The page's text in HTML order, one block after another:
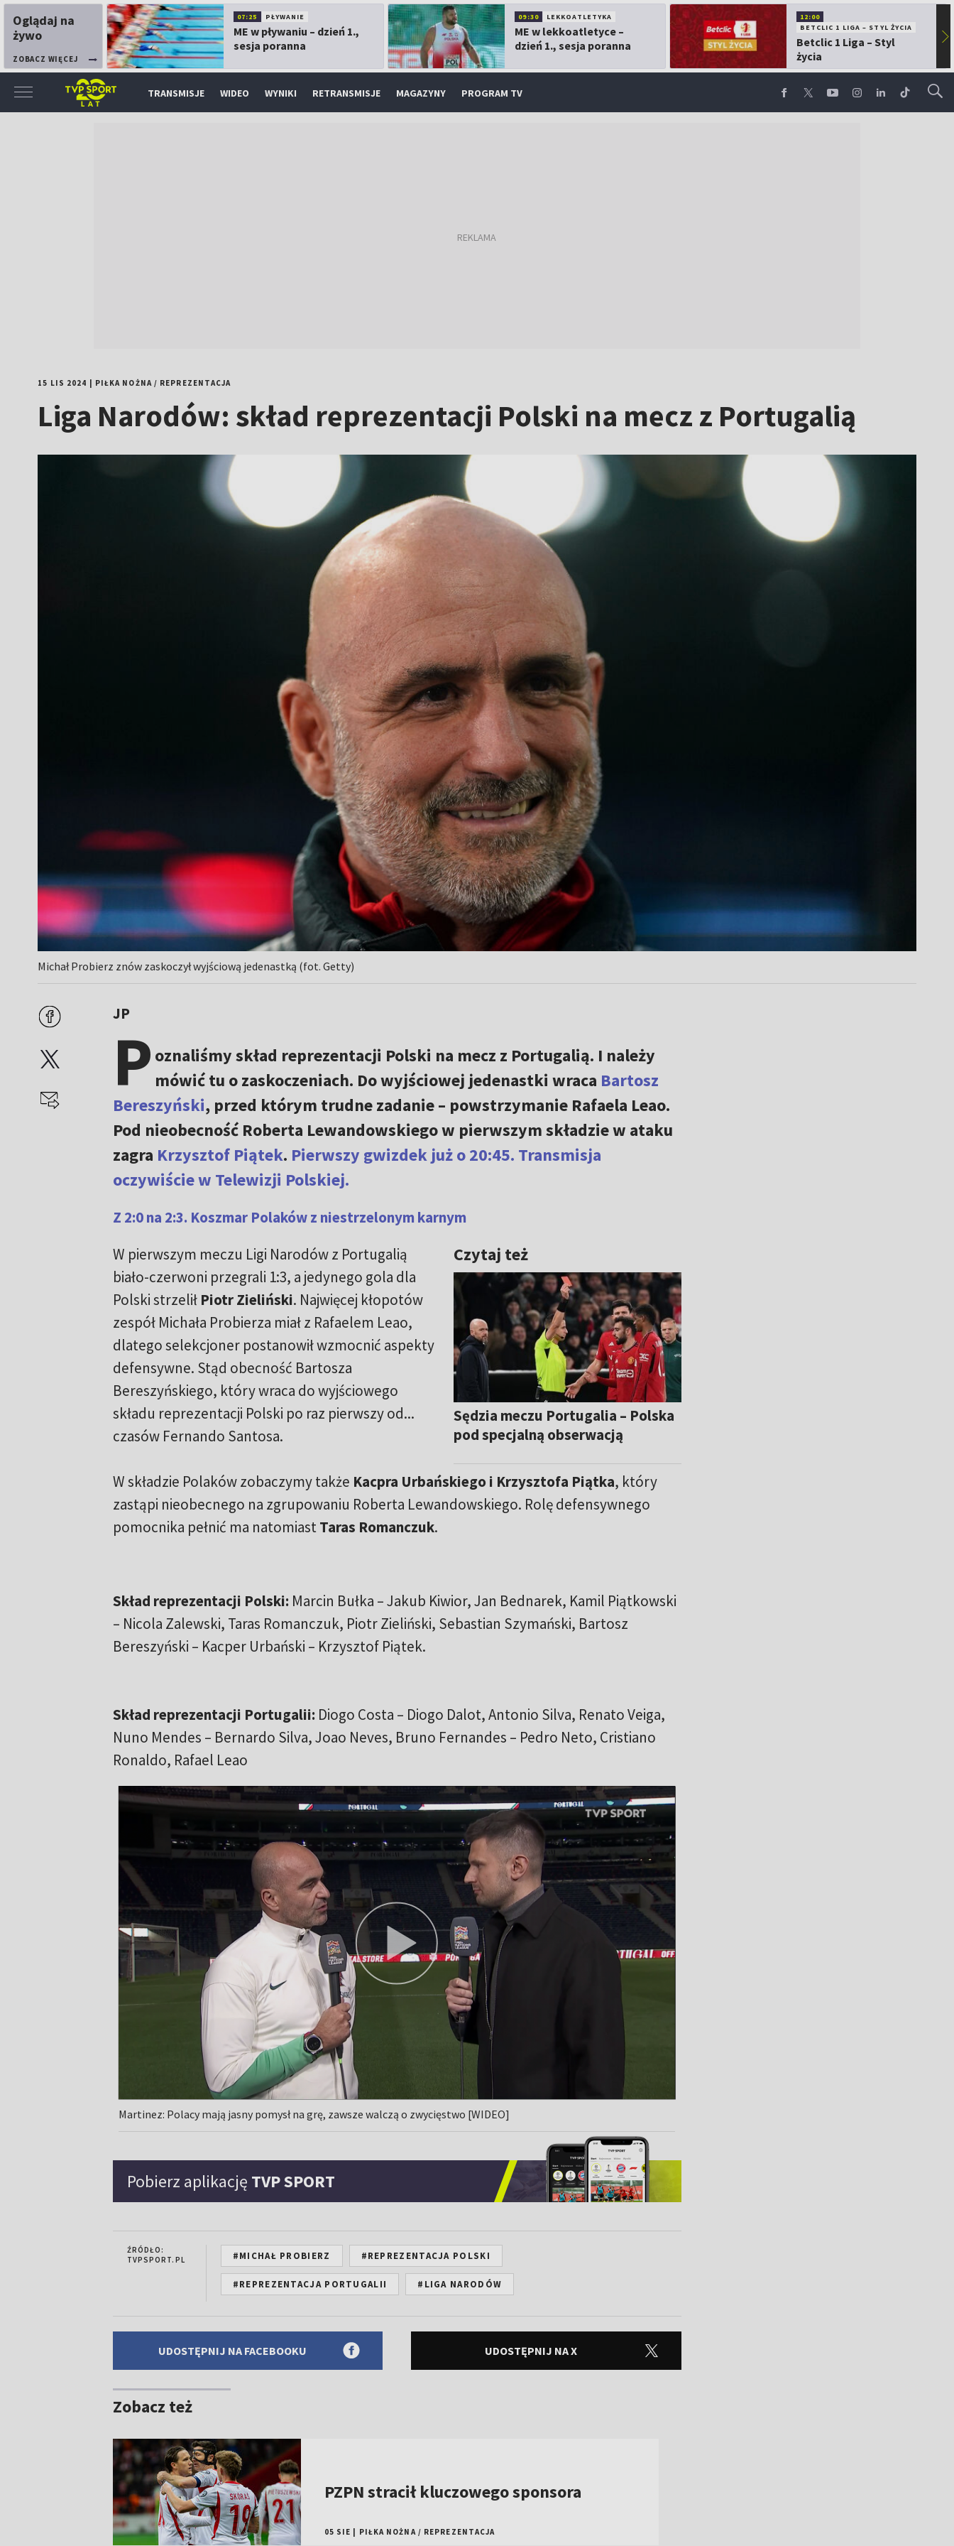
Oglądaj na
żywo
ZOBACZ WIĘCEJ
07:25 PŁYWANIE
ME w pływaniu – dzień 1.,
sesja poranna
09:30 LEKKOATLETYKA
ME w lekkoatletyce –
dzień 1., sesja poranna
12:00
BETCLIC 1 LIGA – STYL ŻYCIA
Betclic 1 Liga – Styl
życia
▶
TRANSMISJE WIDEO WYNIKI RETRANSMISJE MAGAZYNY PROGRAM TV
15 LIS 2024 PIŁKA NOŻNA/ REPREZENTACJA
Liga Narodów: skład reprezentacji Polski na mecz z Portugalią
Michał Probierz znów zaskoczył wyjściową jedenastką (fot. Getty)
JP
P oznaliśmy skład reprezentacji Polski na mecz z Portugalią. I należy
mówić tu o zaskoczeniach. Do wyjściowej jedenastki wraca Bartosz
Bereszyński, przed którym trudne zadanie – powstrzymanie Rafaela Leao.
Pod nieobecność Roberta Lewandowskiego w pierwszym składzie w ataku
zagra Krzysztof Piątek. Pierwszy gwizdek już o 20:45. Transmisja
oczywiście w Telewizji Polskiej.
Z 2:0 na 2:3. Koszmar Polaków z niestrzelonym karnym
Czytaj też
Sędzia meczu Portugalia – Polska
pod specjalną obserwacją
W pierwszym meczu Ligi Narodów z Portugalią
biało-czerwoni przegrali 1:3, a jedynego gola dla
Polski strzelił Piotr Zieliński. Najwięcej kłopotów
zespół Michała Probierza miał z Rafaelem Leao,
dlatego selekcjoner postanowił wzmocnić aspekty
defensywne. Stąd obecność Bartosza
Bereszyńskiego, który wraca do wyjściowego
składu reprezentacji Polski po raz pierwszy od...
czasów Fernando Santosa.
W składzie Polaków zobaczymy także Kacpra Urbańskiego i Krzysztofa Piątka, który
zastąpi nieobecnego na zgrupowaniu Roberta Lewandowskiego. Rolę defensywnego
pomocnika pełnić ma natomiastTaras Romanczuk.
Skład reprezentacji Polski: Marcin Bułka – Jakub Kiwior, Jan Bednarek, Kamil Piątkowski
– Nicola Zalewski, Taras Romanczuk, Piotr Zieliński, Sebastian Szymański, Bartosz
Bereszyński – Kacper Urbański – Krzysztof Piątek.
Skład reprezentacji Portugalii: Diogo Costa – Diogo Dalot, Antonio Silva, Renato Veiga,
Nuno Mendes – Bernardo Silva, Joao Neves, Bruno Fernandes – Pedro Neto, Cristiano
Ronaldo, Rafael Leao
Martinez: Polacy mają jasny pomysł na grę, zawsze walczą o zwycięstwo [WIDEO]
Pobierz aplikację TVP SPORT
ŹRÓDŁO:
TVPSPORT.PL
#MICHAŁ PROBIERZ #REPREZENTACJA POLSKI
#REPREZENTACJA PORTUGALII #LIGA NARODÓW
UDOSTĘPNIJ NA FACEBOOKU UDOSTĘPNIJ NA X
Zobacz też
PZPN stracił kluczowego sponsora
05 SIE PIŁKA NOŻNA / REPREZENTACJA